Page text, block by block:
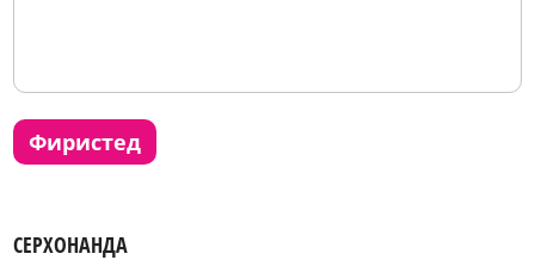
фиристед
СЕРХОНАНДА